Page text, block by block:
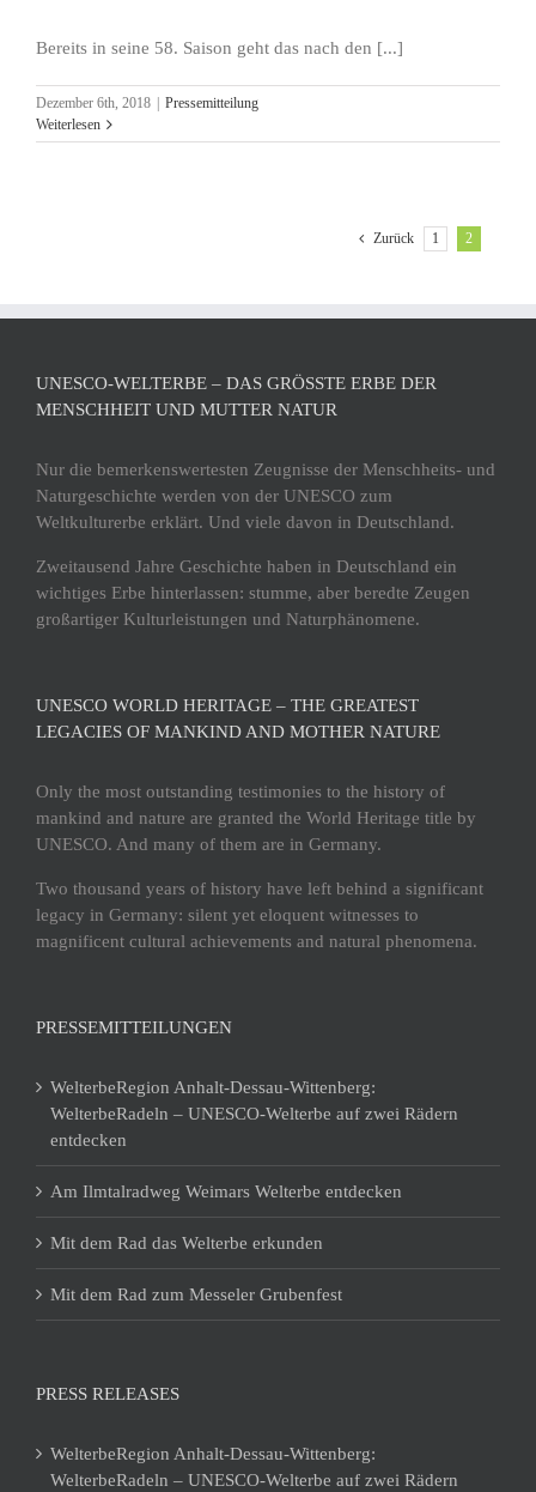
Bereits in seine 58. Saison geht das nach den [...]
Dezember 6th, 2018
Pressemitteilung
Weiterlesen
Zurück 1 2
UNESCO-WELTERBE – DAS GRÖSSTE ERBE DER M
ENSCHHEIT UND MUTTER NATUR
Nur die bemerkenswertesten Zeugnisse der Menschheits- und
Naturgeschichte werden von der UNESCO zum
Weltkulturerbe erklärt. Und viele davon in Deutschland.
Zweitausend Jahre Geschichte haben in Deutschland ein
wichtiges Erbe hinterlassen: stumme, aber beredte Zeugen
großartiger Kulturleistungen und Naturphänomene.
UNESCO WORLD HERITAGE – THE GREATEST
LEGACIES OF MANKIND AND MOTHER NATURE
Only the most outstanding testimonies to the history of
mankind and nature are granted the World Heritage title by
UNESCO. And many of them are in Germany.
Two thousand years of history have left behind a significant
legacy in Germany: silent yet eloquent witnesses to
magnificent cultural achievements and natural phenomena.
PRESSEMITTEILUNGEN
WelterbeRegion Anhalt-Dessau-Wittenberg:
WelterbeRadeln – UNESCO-Welterbe auf zwei Rädern
entdecken
Am Ilmtalradweg Weimars Welterbe entdecken
Mit dem Rad das Welterbe erkunden
Mit dem Rad zum Messeler Grubenfest
PRESS RELEASES
WelterbeRegion Anhalt-Dessau-Wittenberg:
WelterbeRadeln – UNESCO-Welterbe auf zwei Rädern